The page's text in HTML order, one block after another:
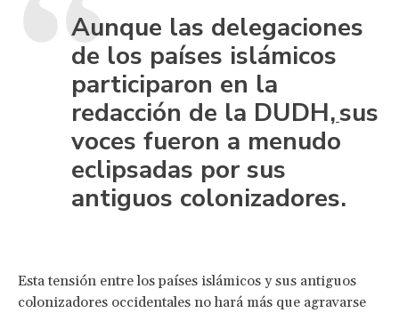
Aunque las delegaciones
de los países islámicos
participaron en la
redacción de la DUDH,sus
voces fueron a menudo
eclipsadas por sus
antiguos colonizadores.
Esta tensión entre los países islámicos y sus antiguos
colonizadores occidentales no hará más que agravarse